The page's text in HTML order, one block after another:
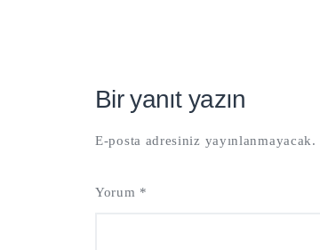
Bir yanıt yazın
E-posta adresiniz yayınlanmayacak.
Yorum *